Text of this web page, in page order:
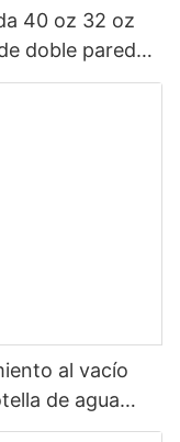
40 oz 32 oz
doble pared
de acero
al vacío
de agua
pantalla LED